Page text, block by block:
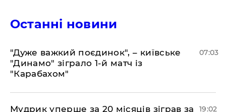
Останні новини
"Дуже важкий поєдинок", – київське
"Динамо" зіграло 1-й матч із
"Карабахом"
07:03
​Мудрик уперше за 20 місяців зіграв за 19:02